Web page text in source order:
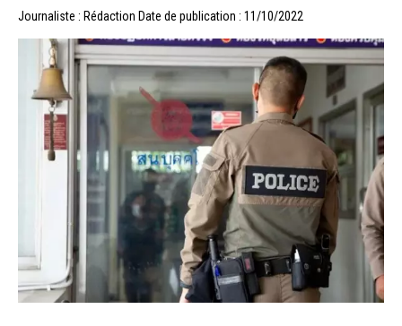
Journaliste : Rédaction Date de publication : 11/10/2022